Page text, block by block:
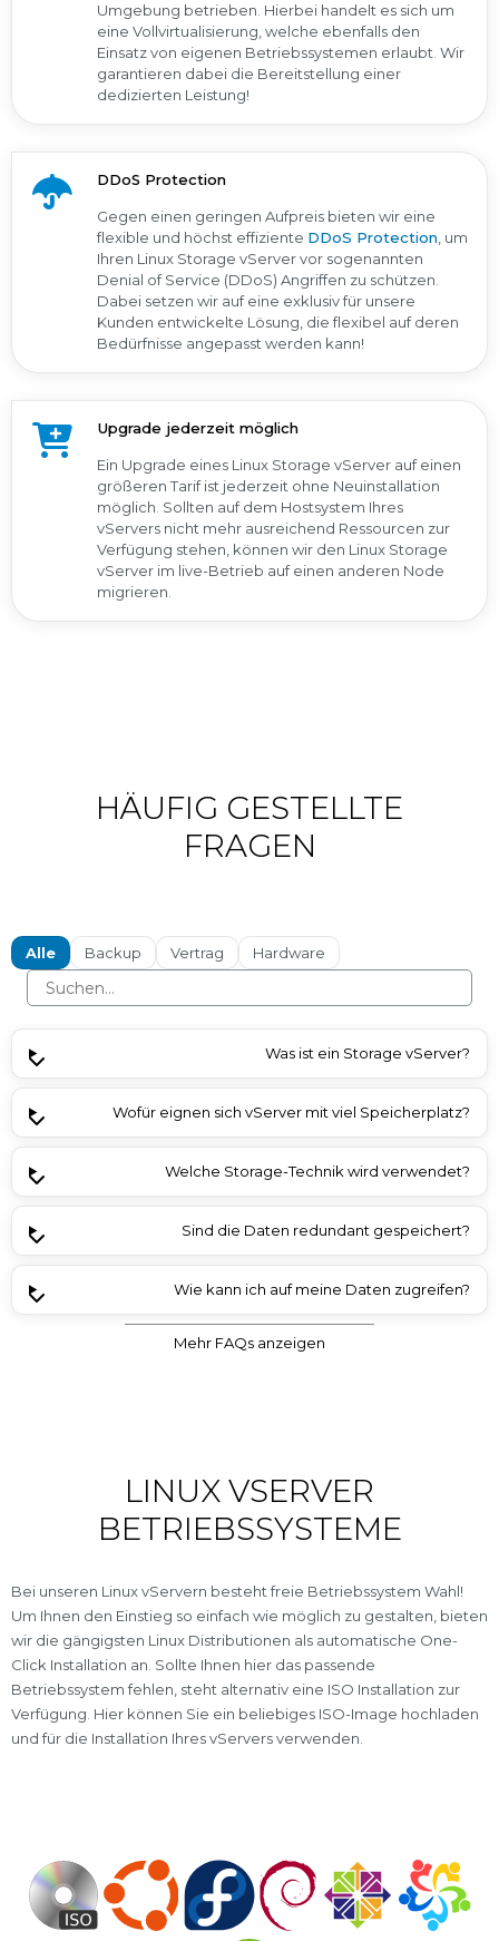
Umgebung betrieben. Hierbei handelt es sich um
eine Vollvirtualisierung, welche ebenfalls den
Einsatz von eigenen Betriebssystemen erlaubt. Wir
garantieren dabei die Bereitstellung einer
dedizierten Leistung!
DDoS Protection
Gegen einen geringen Aufpreis bieten wir eine
flexible und höchst effiziente DDoS Protection , um
Ihren Linux Storage vServer vor sogenannten
Denial of Service (DDoS) Angriffen zu schützen.
Dabei setzen wir auf eine exklusiv für unsere
Kunden entwickelte Lösung, die flexibel auf deren
Bedürfnisse angepasst werden kann!
Upgrade jederzeit möglich
Ein Upgrade eines Linux Storage vServer auf einen
größeren Tarif ist jederzeit ohne Neuinstallation
möglich. Sollten auf dem Hostsystem Ihres
vServers nicht mehr ausreichend Ressourcen zur
Verfügung stehen, können wir den Linux Storage
vServer im live-Betrieb auf einen anderen Node
migrieren.
HÄUFIG GESTELLTE
FRAGEN
Alle Backup Vertrag Hardware
Was ist ein Storage vServer?
Wofür eignen sich vServer mit viel Speicherplatz?
Welche Storage-Technik wird verwendet?
Sind die Daten redundant gespeichert?
Wie kann ich auf meine Daten zugreifen?
Welche Betriebssysteme sind verfügbar?
Wie performant sind Storage vServer?
Gibt es Traffic-Begrenzungen?
Kann ich den Speicher später erweitern?
Wie werden von Storage vServern Backups erstellt?
Mehr FAQs anzeigen
LINUX VSERVER
BETRIEBSSYSTEME
Bei unseren Linux vServern besteht freie Betriebssystem Wahl!
Um Ihnen den Einstieg so einfach wie möglich zu gestalten, bieten
wir die gängigsten Linux Distributionen als automatische One-
Click Installation an. Sollte Ihnen hier das passende
Betriebssystem fehlen, steht alternativ eine ISO Installation zur
Verfügung. Hier können Sie ein beliebiges ISO-Image hochladen
und für die Installation Ihres vServers verwenden.